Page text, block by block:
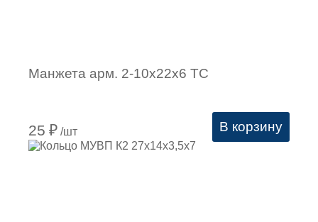
Манжета арм. 2-10х22х6 ТC
25 ₽ /шт В корзину